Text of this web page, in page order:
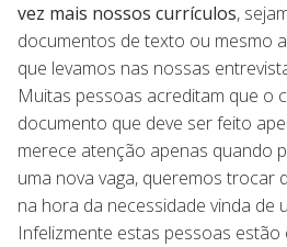
vez mais nossos currículos,
documentos de texto ou mesmo
que levamos nas nossas
Muitas pessoas acreditam que o
documento que deve ser feito
merece atenção apenas quando
uma nova vaga, queremos trocar
na hora da necessidade vinda de
Infelizmente estas pessoas estão